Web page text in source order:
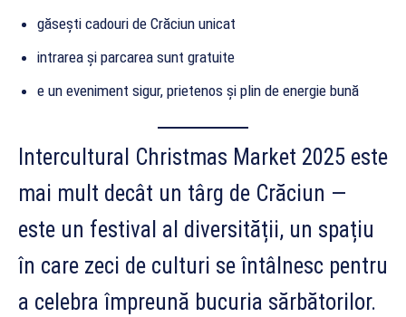
găsești cadouri de Crăciun unicat
intrarea și parcarea sunt gratuite
e un eveniment sigur, prietenos și plin de energie bună
Intercultural Christmas Market 2025 este
mai mult decât un târg de Crăciun —
este un festival al diversității, un spațiu
în care zeci de culturi se întâlnesc pentru
a celebra împreună bucuria sărbătorilor.